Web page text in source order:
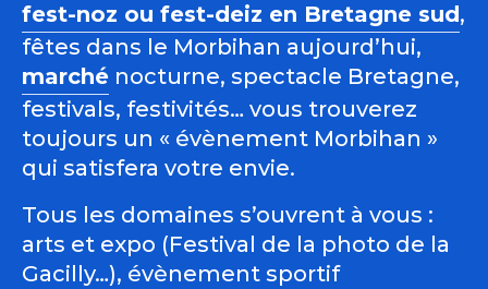
fest-noz ou fest-deiz en Bretagne sud,
fêtes dans le Morbihan aujourd’hui,
marché nocturne, spectacle Bretagne,
festivals, festivités… vous trouverez
toujours un « évènement Morbihan »
qui satisfera votre envie.
Tous les domaines s’ouvrent à vous :
arts et expo (Festival de la photo de la
Gacilly…), évènement sportif